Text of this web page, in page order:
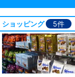
ショッピング 5件